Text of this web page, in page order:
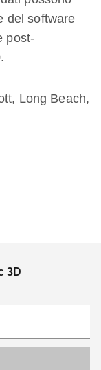
del software
post-
Long Beach,
3D